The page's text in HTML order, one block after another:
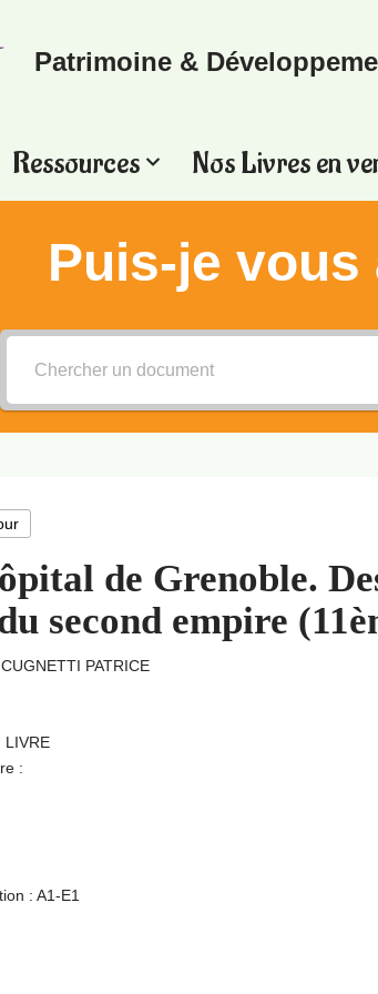
Patrimoine &
Ressources Nos Livres en
Puis-je vous
de Grenoble.
second empire
PATRICE
LIVRE
:
: A1-E1